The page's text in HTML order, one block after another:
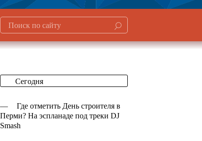
Сегодня
—
Где отметить День строителя в
Перми? На эспланаде под треки DJ
Smash